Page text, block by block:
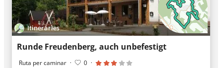
Itineraries
Runde Freudenberg, auch unbefestigt
Ruta per caminar · 0 ·